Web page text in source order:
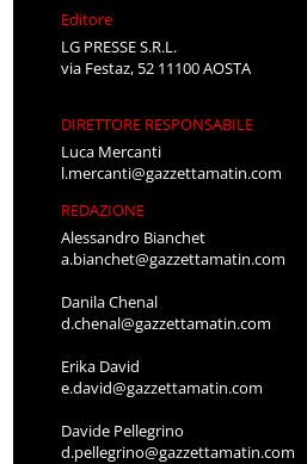
Editore
LG PRESSE S.R.L.
via Festaz, 52 11100 AOSTA
DIRETTORE RESPONSABILE
Luca Mercanti
l.mercanti@gazzettamatin.com
REDAZIONE
Alessandro Bianchet
a.bianchet@gazzettamatin.com
Danila Chenal
d.chenal@gazzettamatin.com
Erika David
e.david@gazzettamatin.com
Davide Pellegrino
d.pellegrino@gazzettamatin.com